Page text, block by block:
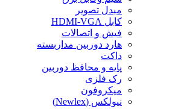
مبدل تصویر
کابل HDMI-VGA
فیش و اتصالات
هارد دوربین مداربسته
داکت
پایه و محافظ دوربین
رک فلزی
میکروفون
نیولکس (Newlex)